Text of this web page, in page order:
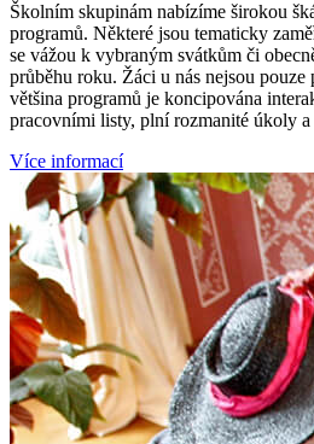
Školním skupinám nabízíme širokou
programů. Některé jsou tematicky
se vážou k vybraným svátkům či
průběhu roku. Žáci u nás nejsou
většina programů je koncipována
pracovními listy, plní rozmanité úkoly
Více informací